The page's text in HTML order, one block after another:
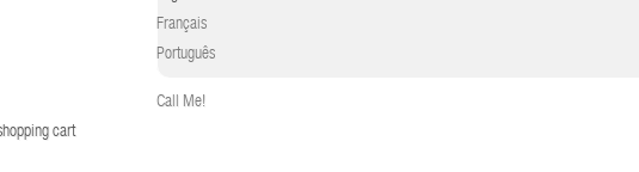
Français
Português
Call Me!
cart